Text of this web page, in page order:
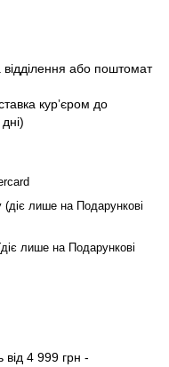
відділення або поштомат
курʼєром до
лише на Подарункові
лише на Подарункові
від 4 999 грн -